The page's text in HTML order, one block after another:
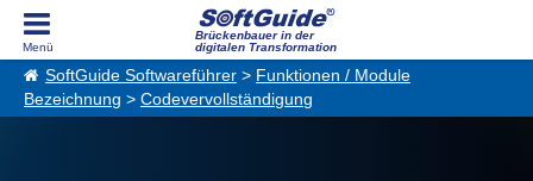
Brückenbauer in der
digitalen Transformation
SoftGuide Softwareführer > Funktionen / Module
Bezeichnung > Codevervollständigung